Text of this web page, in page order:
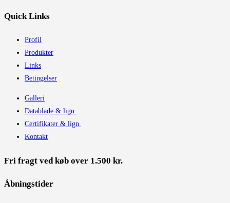
Quick Links
Profil
Produkter
Links
Betingelser
Galleri
Datablade & lign.
Certifikater & lign.
Kontakt
Fri fragt ved køb over 1.500 kr.
Åbningstider​